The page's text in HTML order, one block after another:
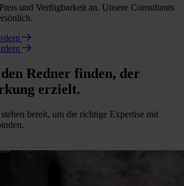
und Verfügbarkeit an. Unsere Consultants
Redner finden, der
erzielt.
bereit, um die richtige Expertise mit